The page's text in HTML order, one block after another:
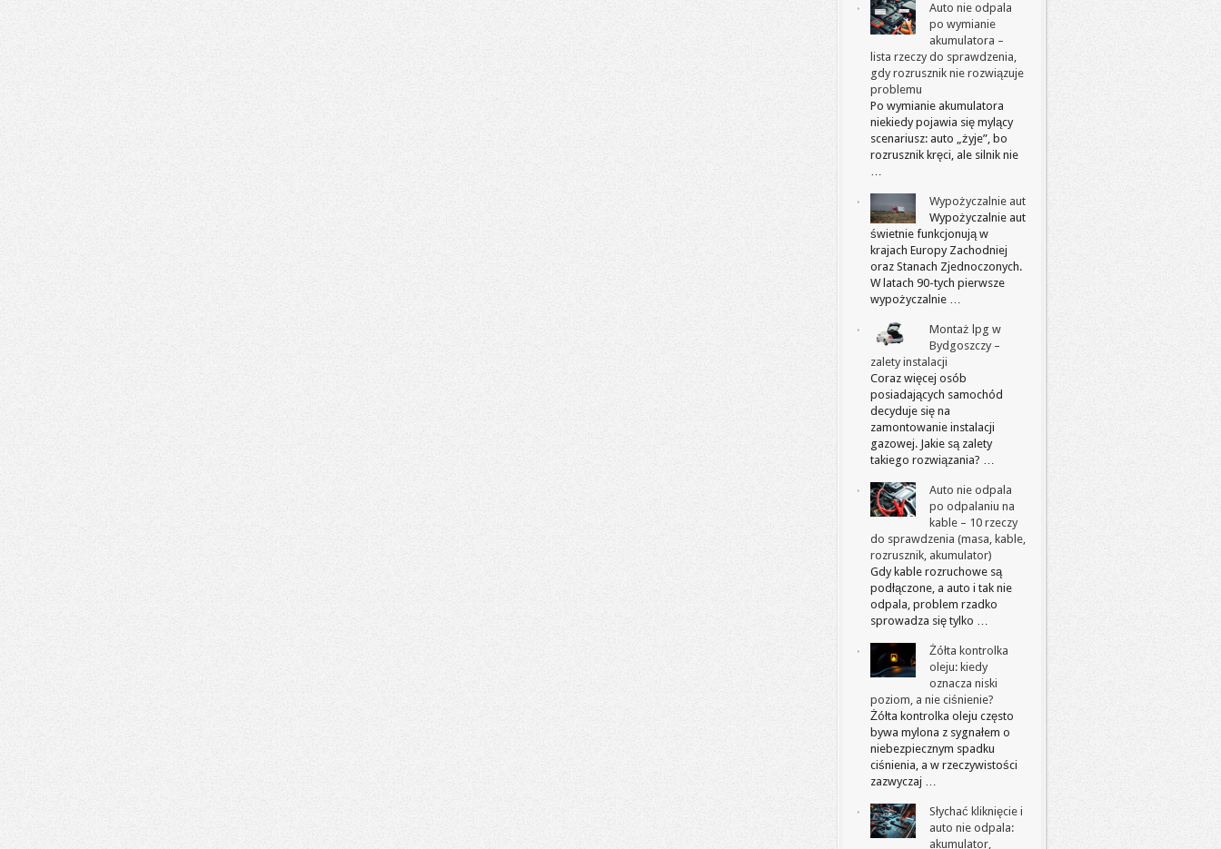
Auto nie odpala
po wymianie
akumulatora –
lista rzeczy do sprawdzenia,
gdy rozrusznik nie rozwiązuje
problemu
Po wymianie akumulatora
niekiedy pojawia się mylący
scenariusz: auto „żyje”, bo
rozrusznik kręci, ale silnik nie
…
Wypożyczalnie aut
Wypożyczalnie aut
świetnie funkcjonują w
krajach Europy Zachodniej
oraz Stanach Zjednoczonych.
W latach 90-tych pierwsze
wypożyczalnie …
Montaż lpg w
Bydgoszczy –
zalety instalacji
Coraz więcej osób
posiadających samochód
decyduje się na
zamontowanie instalacji
gazowej. Jakie są zalety
takiego rozwiązania? …
Auto nie odpala
po odpalaniu na
kable – 10 rzeczy
do sprawdzenia (masa, kable,
rozrusznik, akumulator)
Gdy kable rozruchowe są
podłączone, a auto i tak nie
odpala, problem rzadko
sprowadza się tylko …
Żółta kontrolka
oleju: kiedy
oznacza niski
poziom, a nie ciśnienie?
Żółta kontrolka oleju często
bywa mylona z sygnałem o
niebezpiecznym spadku
ciśnienia, a w rzeczywistości
zazwyczaj …
Słychać kliknięcie i
auto nie odpala:
akumulator,